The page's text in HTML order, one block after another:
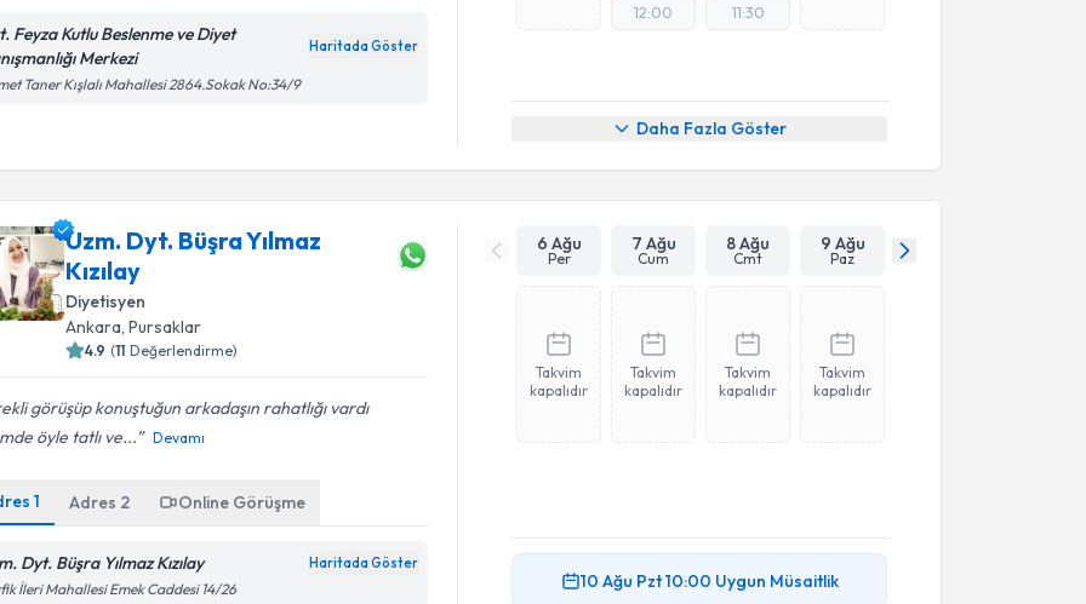
Feyza Kutlu Beslenme ve Diyet
Merkezi
Haritada Göster
Taner Kışlalı Mahallesi 2864.Sokak No:34/9
12:00
11:30
Daha Fazla Göster
Uzm. Dyt. Büşra Yılmaz
Kızılay
Diyetisyen
Ankara, Pursaklar
4.9 (11 Değerlendirme)
görüşüp konuştuğun arkadaşın rahatlığı vardı
öyle tatlı ve...
Devamı
1 Adres 2 Online Görüşme
Dyt. Büşra Yılmaz Kızılay Haritada Göster
İleri Mahallesi Emek Caddesi 14/26
6 Ağu
Per
7 Ağu
Cum
8 Ağu
Cmt
9 Ağu
Paz
Takvim
kapalıdır
Takvim
kapalıdır
Takvim
kapalıdır
Takvim
kapalıdır
10 Ağu Pzt10:00 Uygun Müsaitlik